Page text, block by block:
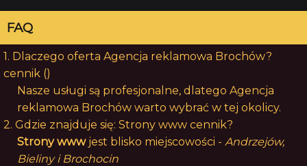
FAQ
1. Dlaczego oferta Agencja reklamowa Brochów?
cennik ()
Nasze usługi są profesjonalne, dlatego Agencja
reklamowa Brochów warto wybrać w tej okolicy.
2. Gdzie znajduje się: Strony www cennik?
Strony www jest blisko miejscowości - Andrzejów,
Bieliny i Brochocin